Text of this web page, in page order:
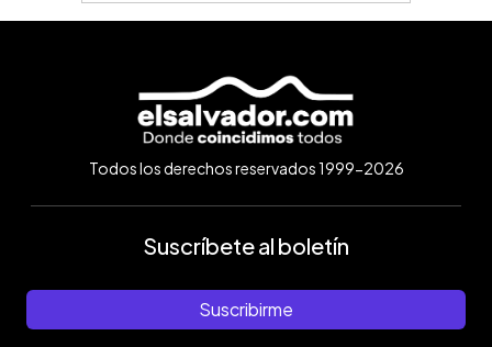
Todos los derechos reservados 1999-2026
Suscríbete al boletín
Suscribirme